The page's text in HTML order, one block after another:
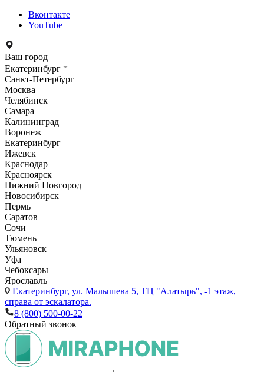
Вконтакте
YouTube
Ваш город
Екатеринбург
Санкт-Петербург
Москва
Челябинск
Самара
Калининград
Воронеж
Екатеринбург
Ижевск
Краснодар
Красноярск
Нижний Новгород
Новосибирск
Пермь
Саратов
Сочи
Тюмень
Ульяновск
Уфа
Чебоксары
Ярославль
Екатеринбург, ул. Малышева 5, ТЦ "Алатырь", -1 этаж,
справа от эскалатора.
8 (800) 500-00-22
Обратный звонок